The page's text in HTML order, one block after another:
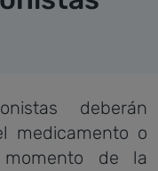
deberán
medicamento o
de la